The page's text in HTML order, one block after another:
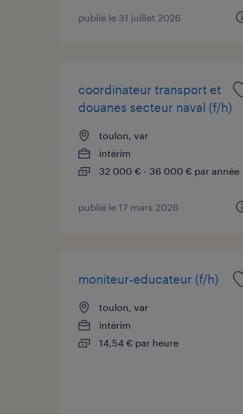
publié le 31 juillet 2026
coordinateur transport et
douanes secteur naval (f/h)
toulon, var
intérim
32 000 € - 36 000 € par année
publié le 17 mars 2026
moniteur-educateur (f/h)
toulon, var
intérim
14,54 € par heure